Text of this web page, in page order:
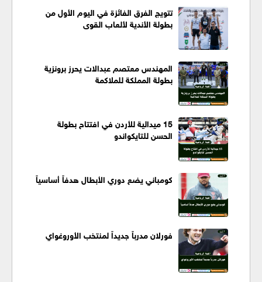
تتويج الفرق الفائزة في اليوم الأول من
بطولة الأندية لألعاب القوى
المهندس معتصم عبدالات يحرز برونزية
بطولة المملكة للملاكمة
15 ميدالية للأردن في افتتاح بطولة
الحسن للتايكواندو
كومباني يضع دوري الأبطال هدفاً أساسياً
فورلان مدرباً جديداً لمنتخب الأوروغواي